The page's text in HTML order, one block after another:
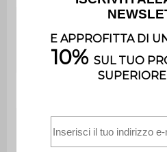
massimo
supportato
110 kg
Utilizzo